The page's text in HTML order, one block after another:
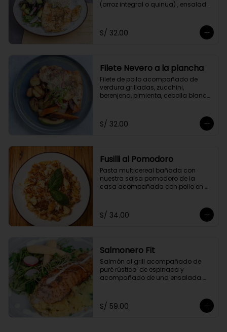
(arroz integral o quinua) , ensalada
S/ 32.00
Filete Nevero a la plancha
Filete de pollo acompañado de
verdura grilladas, zucchini,
berenjena, pimienta, cebolla blanca
S/ 32.00
Fusilli al Pomodoro
Pasta multicereal bañada con
nuestra salsa pomodoro de la
casa acompañada con pollo en
S/ 34.00
Salmonero Fit
Salmón al grill acompañado de
puré rústico  de espinaca y
acompañado de una ensalada
S/ 59.00